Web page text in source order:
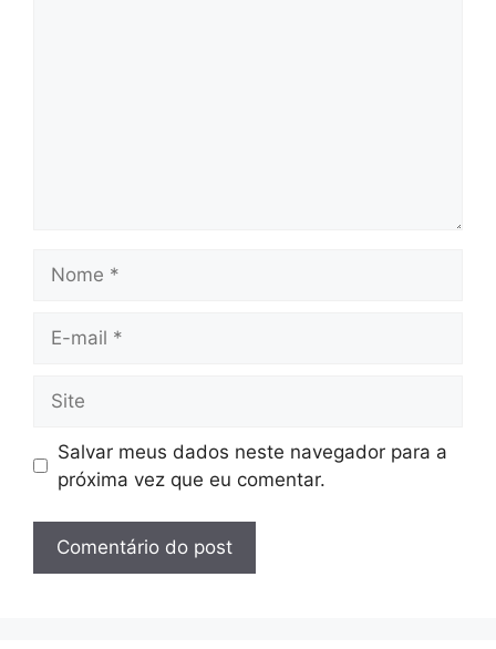
mail
Salvar meus dados neste navegador para a
próxima vez que eu comentar.